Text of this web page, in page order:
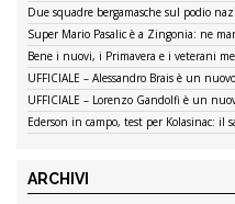
Due squadre bergamasche sul podio
Super Mario Pasalic è a Zingonia: ne
Bene i nuovi, i Primavera e i veterani
UFFICIALE – Alessandro Brais è un
UFFICIALE – Lorenzo Gandolfi è un
Ederson in campo, test per Kolasinac: il
ARCHIVI